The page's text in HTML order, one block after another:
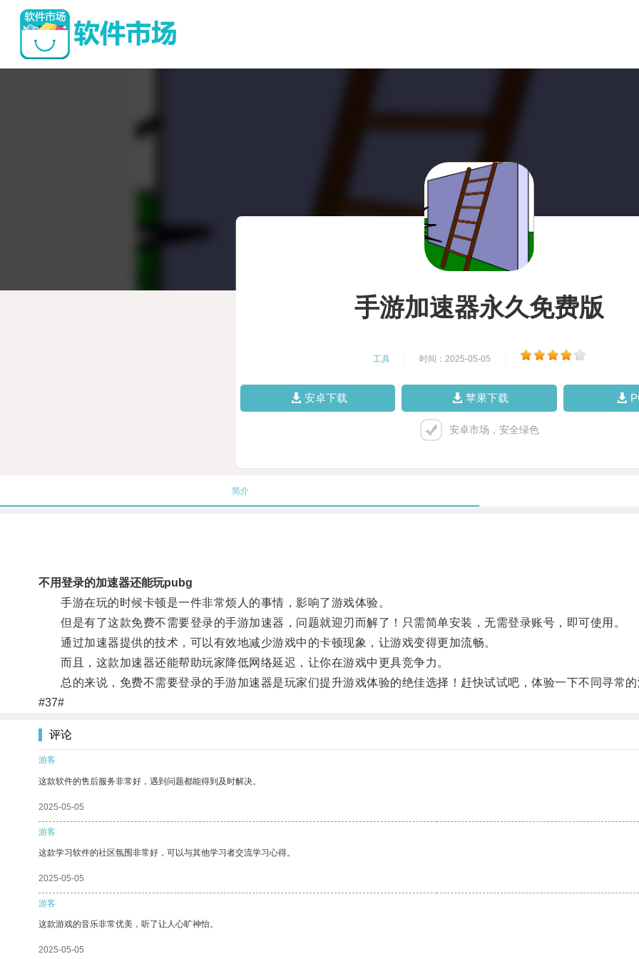
手游加速器永久免费版
工具 时间：2025-05-05
安卓下载 苹果下载
安卓市场，安全绿色
简介
不用登录的加速器还能玩pubg
手游在玩的时候卡顿是一件非常烦人的事情，影响了游戏体验。
但是有了这款免费不需要登录的手游加速器，问题就迎刃而解了！只需简单安装，无需登录账号，即可使用。
通过加速器提供的技术，可以有效地减少游戏中的卡顿现象，让游戏变得更加流畅。
而且，这款加速器还能帮助玩家降低网络延迟，让你在游戏中更具竞争力。
总的来说，免费不需要登录的手游加速器是玩家们提升游戏体验的绝佳选择！赶快试试吧，体验一下不同寻常的
#37#
评论
游客
这款软件的售后服务非常好，遇到问题都能得到及时解决。
2025-05-05
游客
这款学习软件的社区氛围非常好，可以与其他学习者交流学习心得。
2025-05-05
游客
这款游戏的音乐非常优美，听了让人心旷神怡。
2025-05-05